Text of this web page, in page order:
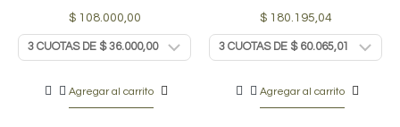
$108.000,00
Agregar al carrito
$180.195,04
Agregar al carrito